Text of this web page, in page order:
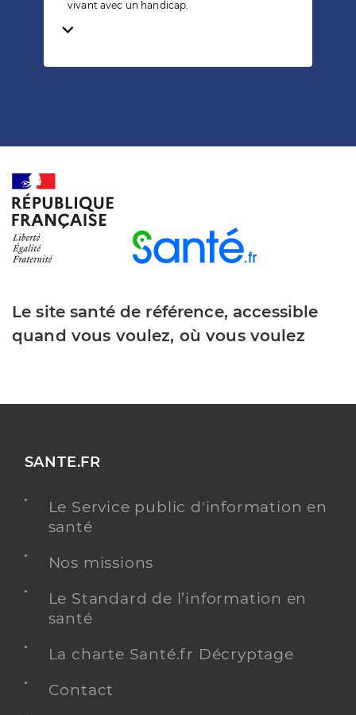
vivant avec un handicap.
Temps de lecture
Le site santé de référence, accessible
quand vous voulez, où vous voulez
SANTE.FR
Le Service public d'information en
santé
Nos missions
Le Standard de l’information en
santé
La charte Santé.fr Décryptage
Contact